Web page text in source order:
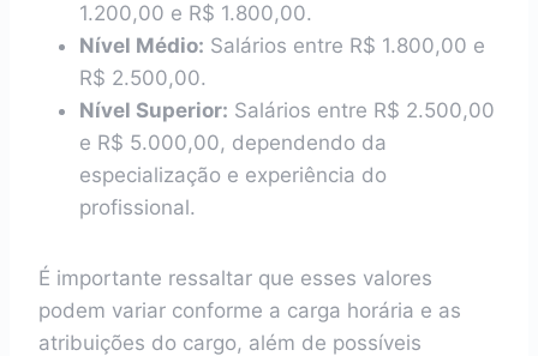
1.200,00 e R$ 1.800,00.
Nível Médio: Salários entre R$ 1.800,00 e
R$ 2.500,00.
Nível Superior: Salários entre R$ 2.500,00
e R$ 5.000,00, dependendo da
especialização e experiência do
profissional.
É importante ressaltar que esses valores
podem variar conforme a carga horária e as
atribuições do cargo, além de possíveis